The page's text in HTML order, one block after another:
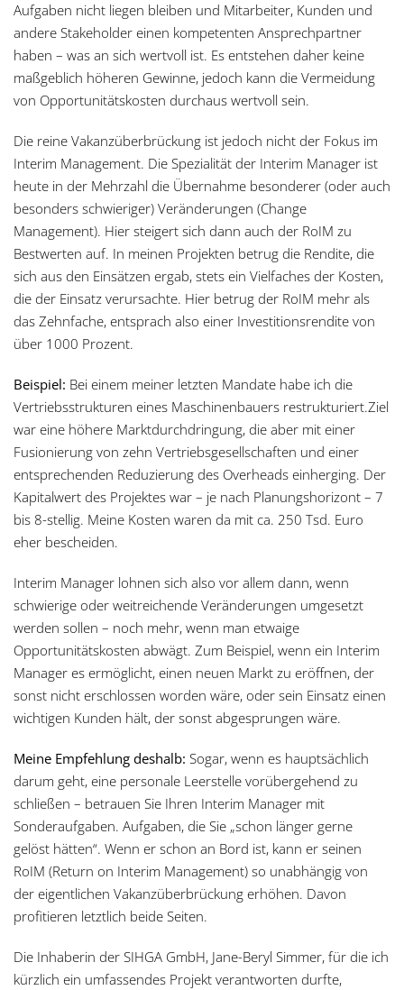
Aufgaben nicht liegen bleiben und Mitarbeiter, Kunden und
andere Stakeholder einen kompetenten Ansprechpartner
haben – was an sich wertvoll ist. Es entstehen daher keine
maßgeblich höheren Gewinne, jedoch kann die Vermeidung
von Opportunitätskosten durchaus wertvoll sein.
Die reine Vakanzüberbrückung ist jedoch nicht der Fokus im
Interim Management. Die Spezialität der Interim Manager ist
heute in der Mehrzahl die Übernahme besonderer (oder auch
besonders schwieriger) Veränderungen (Change
Management). Hier steigert sich dann auch der RoIM zu
Bestwerten auf. In meinen Projekten betrug die Rendite, die
sich aus den Einsätzen ergab, stets ein Vielfaches der Kosten,
die der Einsatz verursachte. Hier betrug der RoIM mehr als
das Zehnfache, entsprach also einer Investitionsrendite von
über 1000 Prozent.
Beispiel: Bei einem meiner letzten Mandate habe ich die
Vertriebsstrukturen eines Maschinenbauers restrukturiert.Ziel
war eine höhere Marktdurchdringung, die aber mit einer
Fusionierung von zehn Vertriebsgesellschaften und einer
entsprechenden Reduzierung des Overheads einherging. Der
Kapitalwert des Projektes war – je nach Planungshorizont – 7
bis 8-stellig. Meine Kosten waren da mit ca. 250 Tsd. Euro
eher bescheiden.
Interim Manager lohnen sich also vor allem dann, wenn
schwierige oder weitreichende Veränderungen umgesetzt
werden sollen – noch mehr, wenn man etwaige
Opportunitätskosten abwägt. Zum Beispiel, wenn ein Interim
Manager es ermöglicht, einen neuen Markt zu eröffnen, der
sonst nicht erschlossen worden wäre, oder sein Einsatz einen
wichtigen Kunden hält, der sonst abgesprungen wäre.
Meine Empfehlung deshalb: Sogar, wenn es hauptsächlich
darum geht, eine personale Leerstelle vorübergehend zu
schließen – betrauen Sie Ihren Interim Manager mit
Sonderaufgaben. Aufgaben, die Sie „schon länger gerne
gelöst hätten“. Wenn er schon an Bord ist, kann er seinen
RoIM (Return on Interim Management) so unabhängig von
der eigentlichen Vakanzüberbrückung erhöhen. Davon
profitieren letztlich beide Seiten.
Die Inhaberin der SIHGA GmbH, Jane-Beryl Simmer, für die ich
kürzlich ein umfassendes Projekt verantworten durfte,